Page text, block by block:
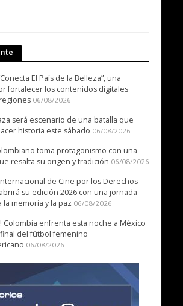
El País de la Belleza”, una
fortalecer los contenidos digitales
06/08/2026
será escenario de una batalla que
historia este sábado 06/08/2026
toma protagonismo con una
resalta su origen y tradición 06/08/2026
de Cine por los Derechos
su edición 2026 con una jornada
la memoria y la paz 06/08/2026
Colombia enfrenta esta noche a México
del fútbol femenino
06/08/2026